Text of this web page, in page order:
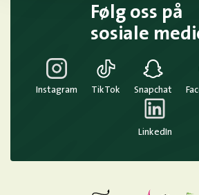
Følg oss på
sosiale
Instagram TikTok Snapchat
LinkedIn